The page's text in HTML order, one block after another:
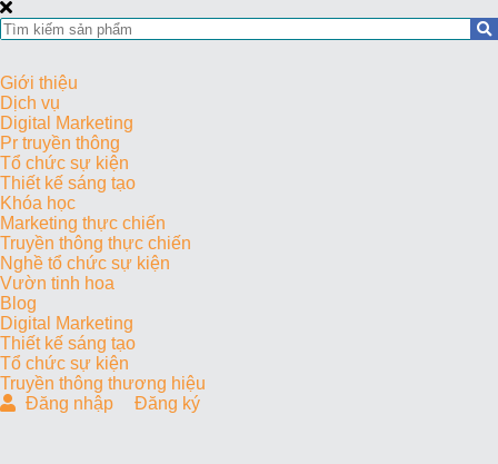
Giới thiệu
Dịch vụ
Digital Marketing
Pr truyền thông
Tổ chức sự kiện
Thiết kế sáng tạo
Khóa học
Marketing thực chiến
Truyền thông thực chiến
Nghề tổ chức sự kiện
Vườn tinh hoa
Blog
Digital Marketing
Thiết kế sáng tạo
Tổ chức sự kiện
Truyền thông thương hiệu
Đăng nhập
Đăng ký